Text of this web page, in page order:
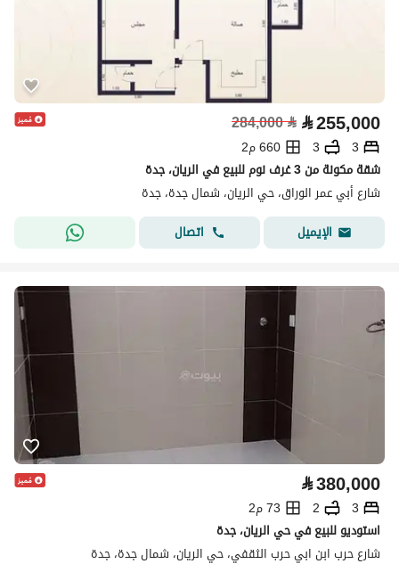
⃁255,000
⃁
284,000
3
3
660 م2
شقة مكونة من 3 غرف نوم للبيع في الريان، جدة
شارع أبي عمر الوراق، حي الريان، شمال جدة، جدة
الإيميل
اتصال
⃁380,000
3
2
73 م2
استوديو للبيع في حي الريان، جدة
شارع حرب ابن ابي حرب الثقفي، حي الريان، شمال جدة، جدة